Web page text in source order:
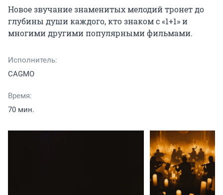
Новое звучание знаменитых мелодий тронет до
глубины души каждого, кто знаком с «1+1» и
многими другими популярными фильмами.
Исполнитель:
CAGMO
Время:
70 мин.